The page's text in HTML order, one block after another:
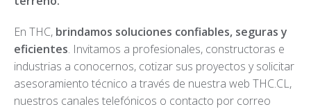
En THC, brindamos soluciones confiables, seguras y
eficientes. Invitamos a profesionales, constructoras e
industrias a conocernos, cotizar sus proyectos y solicitar
asesoramiento técnico a través de nuestra web THC.CL,
nuestros canales telefónicos o contacto por correo